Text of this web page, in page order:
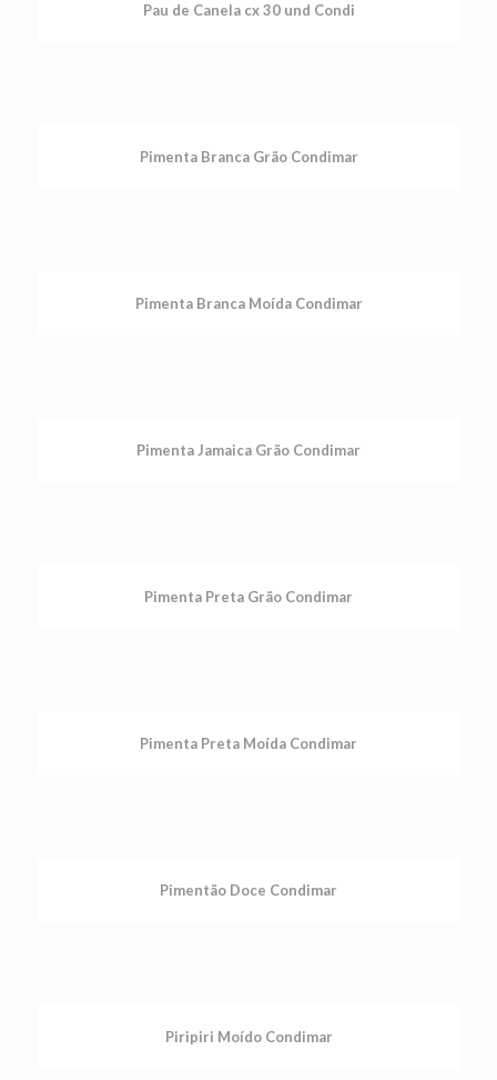
Pau de Canela cx 30 und Condi
Pimenta Branca Grão Condimar
Pimenta Branca Moída Condimar
Pimenta Jamaica Grão Condimar
Pimenta Preta Grão Condimar
Pimenta Preta Moída Condimar
Pimentão Doce Condimar
Piripiri Moído Condimar